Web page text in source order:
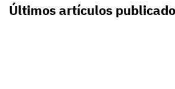
Últimos artículos